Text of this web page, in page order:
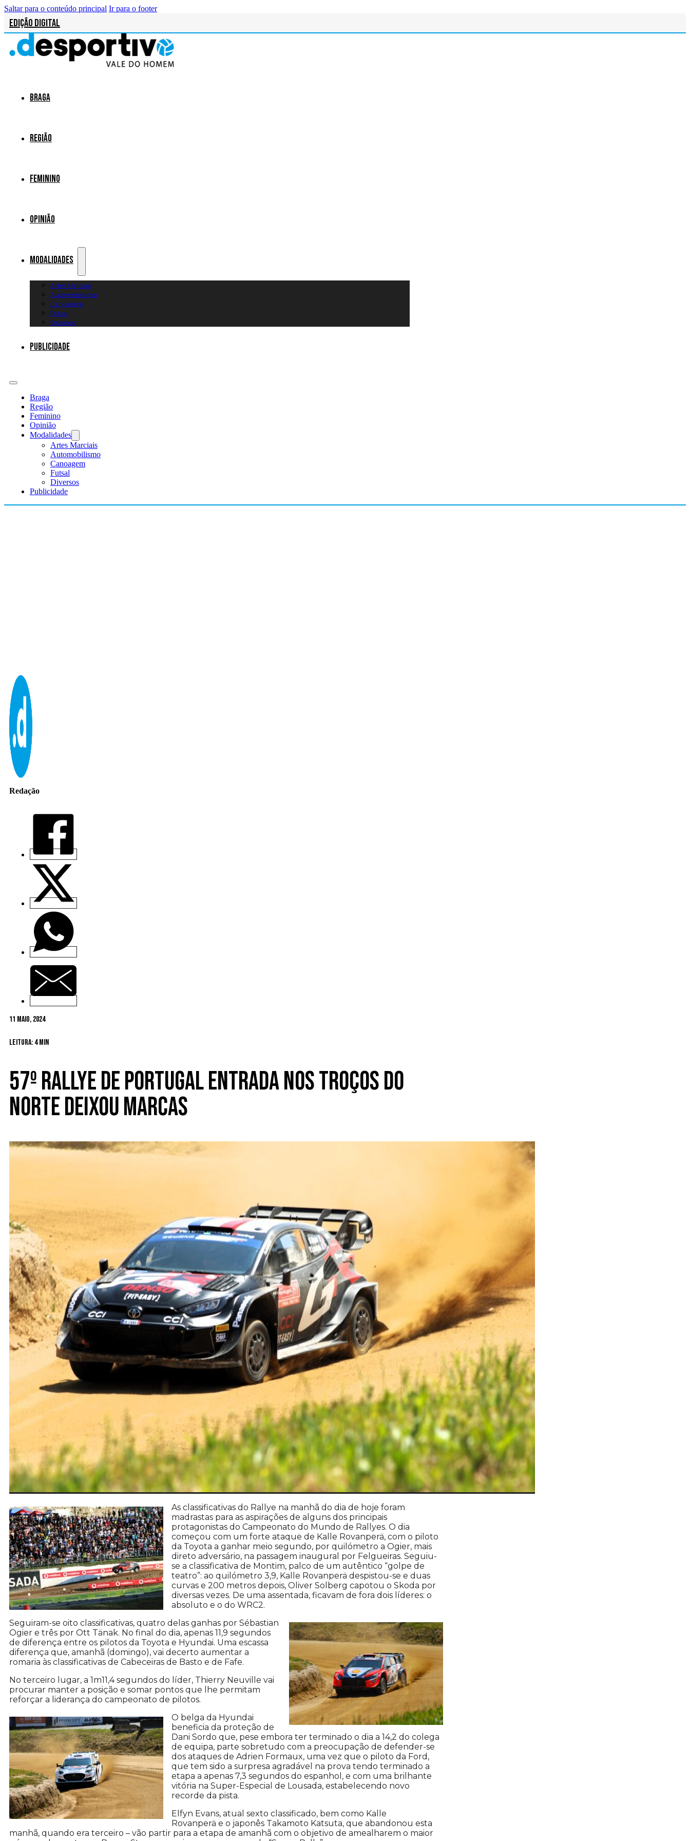
Saltar para o conteúdo principal Ir para o footer
Edição Digital
Braga
Região
Feminino
Opinião
Modalidades
Artes Marciais
Automobilismo
Canoagem
Futsal
Diversos
Publicidade
Braga
Região
Feminino
Opinião
Modalidades
Artes Marciais
Automobilismo
Canoagem
Futsal
Diversos
Publicidade
Redação
11 Maio, 2024
Leitura: 4 min
57º Rallye de Portugal Entrada nos troços do
Norte deixou marcas
As classificativas do Rallye na manhã do dia de hoje foram
madrastas para as aspirações de alguns dos principais
protagonistas do Campeonato do Mundo de Rallyes. O dia
começou com um forte ataque de Kalle Rovanperä, com o piloto
da Toyota a ganhar meio segundo, por quilómetro a Ogier, mais
direto adversário, na passagem inaugural por Felgueiras. Seguiu-
se a classificativa de Montim, palco de um autêntico “golpe de
teatro”: ao quilómetro 3,9, Kalle Rovanperä despistou-se e duas
curvas e 200 metros depois, Oliver Solberg capotou o Skoda por
diversas vezes. De uma assentada, ficavam de fora dois líderes: o
absoluto e o do WRC2.
Seguiram-se oito classificativas, quatro delas ganhas por Sébastian
Ogier e três por Ott Tänak. No final do dia, apenas 11,9 segundos
de diferença entre os pilotos da Toyota e Hyundai. Uma escassa
diferença que, amanhã (domingo), vai decerto aumentar a
romaria às classificativas de Cabeceiras de Basto e de Fafe.
No terceiro lugar, a 1m11,4 segundos do líder, Thierry Neuville vai
procurar manter a posição e somar pontos que lhe permitam
reforçar a liderança do campeonato de pilotos.
O belga da Hyundai
beneficia da proteção de
Dani Sordo que, pese embora ter terminado o dia a 14,2 do colega
de equipa, parte sobretudo com a preocupação de defender-se
dos ataques de Adrien Formaux, uma vez que o piloto da Ford,
que tem sido a surpresa agradável na prova tendo terminado a
etapa a apenas 7,3 segundos do espanhol, e com uma brilhante
vitória na Super-Especial de Lousada, estabelecendo novo
recorde da pista.
Elfyn Evans, atual sexto classificado, bem como Kalle
Rovanperä e o japonês Takamoto Katsuta, que abandonou esta
manhã, quando era terceiro – vão partir para a etapa de amanhã com o objetivo de amealharem o maior